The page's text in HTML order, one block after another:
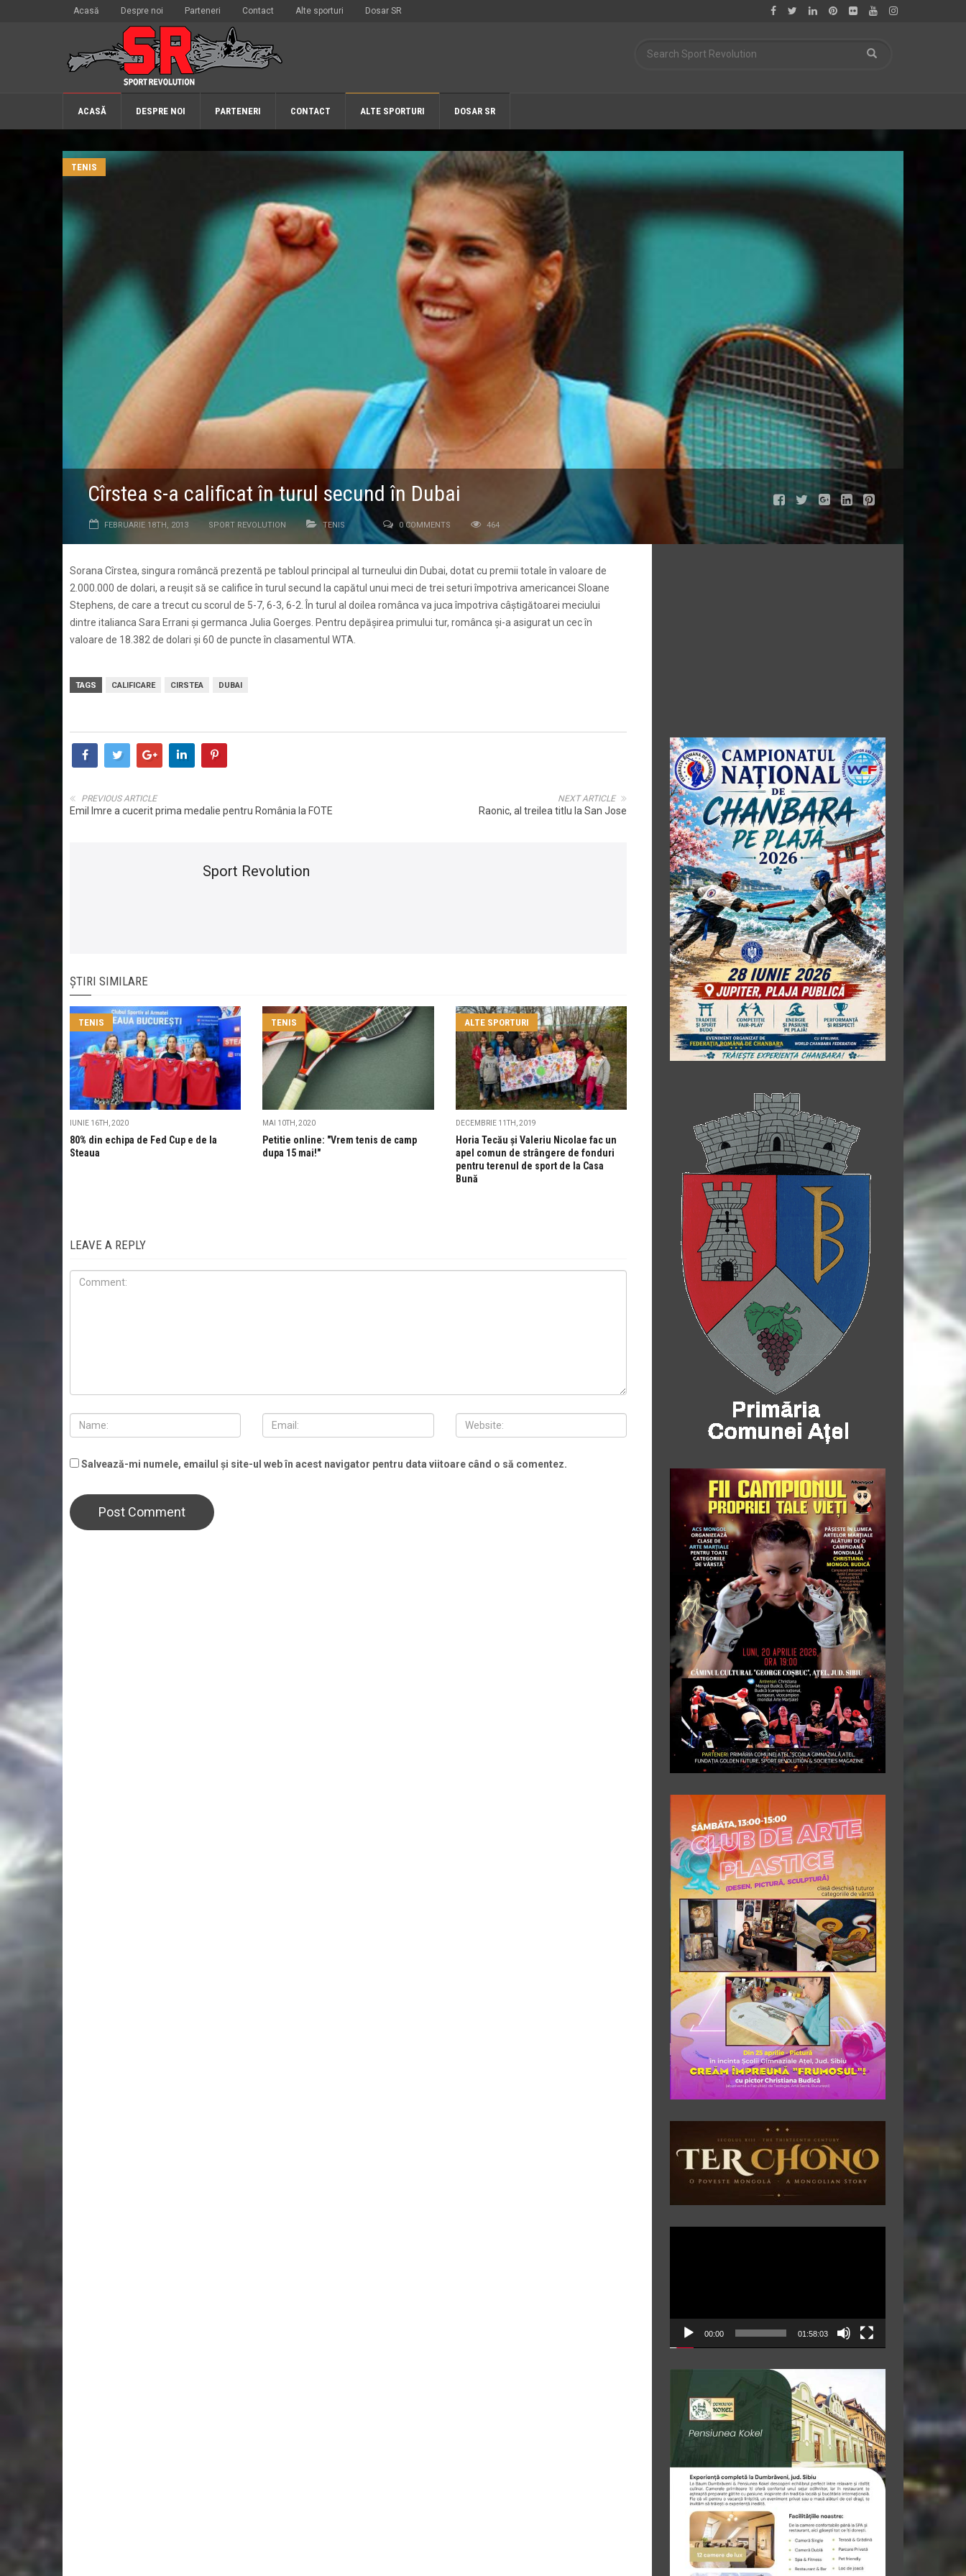
Acasă Despre noi Parteneri Contact Alte sporturi Dosar SR
ACASĂ DESPRE NOI PARTENERI CONTACT ALTE SPORTURI DOSAR SR
TENIS
Cîrstea s-a calificat în turul secund în Dubai
FEBRUARIE 18TH, 2013 SPORT REVOLUTION TENIS 0 COMMENTS 464
Sorana Cîrstea, singura româncă prezentă pe tabloul principal al turneului din Dubai, dotat cu premii totale în valoare de
2.000.000 de dolari, a reuşit să se califice în turul secund la capătul unui meci de trei seturi împotriva americancei Sloane
Stephens, de care a trecut cu scorul de 5-7, 6-3, 6-2. În turul al doilea românca va juca împotriva câştigătoarei meciului
dintre italianca Sara Errani şi germanca Julia Goerges. Pentru depăşirea primului tur, românca şi-a asigurat un cec în
valoare de 18.382 de dolari şi 60 de puncte în clasamentul WTA.
TAGS CALIFICARE CIRSTEA DUBAI
NEXT ARTICLE
Raonic, al treilea titlu la San Jose
PREVIOUS ARTICLE
Emil Imre a cucerit prima medalie pentru România la FOTE
Sport Revolution
ȘTIRI SIMILARE
TENIS
IUNIE 16TH, 2020
80% din echipa de Fed Cup e de la
Steaua
TENIS
MAI 10TH, 2020
Petitie online: "Vrem tenis de camp
dupa 15 mai!"
ALTE SPORTURI
DECEMBRIE 11TH, 2019
Horia Tecău și Valeriu Nicolae fac un
apel comun de strângere de fonduri
pentru terenul de sport de la Casa
Bună
LEAVE A REPLY
Salvează-mi numele, emailul și site-ul web în acest navigator pentru data viitoare când o să comentez.
00:00 01:58:03